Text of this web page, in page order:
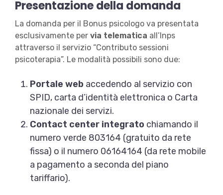
Presentazione della domanda
La domanda per il Bonus psicologo va presentata
esclusivamente per via telematica all’Inps
attraverso il servizio “Contributo sessioni
psicoterapia”. Le modalità possibili sono due:
Portale web accedendo al servizio con
SPID, carta d’identità elettronica o Carta
nazionale dei servizi.
Contact center integrato chiamando il
numero verde 803164 (gratuito da rete
fissa) o il numero 06164164 (da rete mobile
a pagamento a seconda del piano
tariffario).